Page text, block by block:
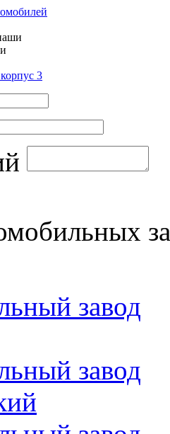
3
завод
завод